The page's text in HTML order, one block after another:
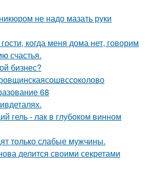
не надо мазать руки
когда меня дома нет, говорим
счастья.
бизнес?
68
гель - лак в глубоком винном
только слабые мужчины.
делится своими секретами